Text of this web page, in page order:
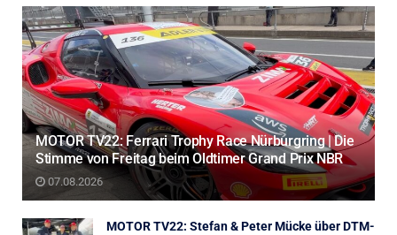
MOTOR TV22: Ferrari Trophy Race Nürburgring | Die
Stimme von Freitag beim Oldtimer Grand Prix NBR
07.08.2026
MOTOR TV22: Stefan & Peter Mücke über DTM-